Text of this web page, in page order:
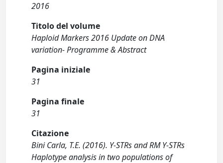
2016
Titolo del volume
Haploid Markers 2016 Update on DNA
variation- Programme & Abstract
Pagina iniziale
31
Pagina finale
31
Citazione
Bini Carla, T.E. (2016). Y-STRs and RM Y-STRs
Haplotype analysis in two populations of